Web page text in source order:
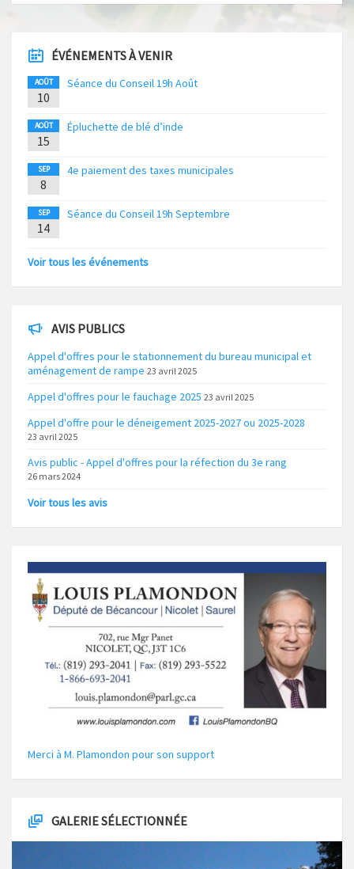
ÉVÉNEMENTS À VENIR
AOÛT
10
Séance du Conseil 19h Août
AOÛT
15
Épluchette de blé d’inde
SEP
8
4e paiement des taxes municipales
SEP
14
Séance du Conseil 19h Septembre
Voir tous les événements
AVIS PUBLICS
Appel d'offres pour le stationnement du bureau municipal et
aménagement de rampe 23 avril 2025
Appel d'offres pour le fauchage 2025 23 avril 2025
Appel d'offre pour le déneigement 2025-2027 ou 2025-2028
23 avril 2025
Avis public - Appel d'offres pour la réfection du 3e rang
26 mars 2024
Voir tous les avis
Merci à M. Plamondon pour son support
GALERIE SÉLECTIONNÉE